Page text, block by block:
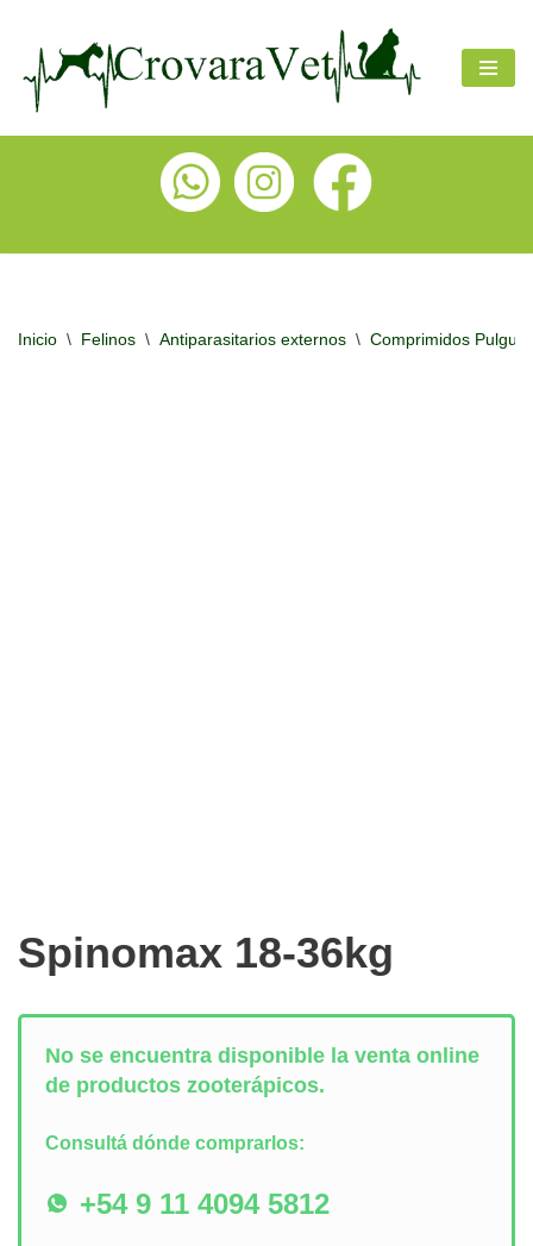
Inicio \ Felinos \ Antiparasitarios externos \ Comprimidos
Spinomax 18-36kg
No se encuentra disponible la venta online
de productos zooterápicos.
Consultá dónde comprarlos:
+54 9 11 4094 5812